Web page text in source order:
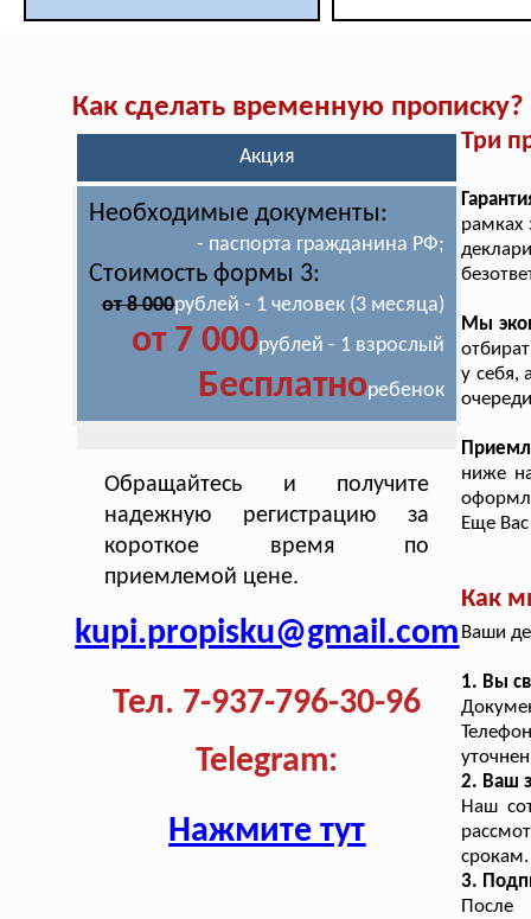
Как сделать временную прописку?
Акция
Необходимые документы:
- паспорта гражданина РФ;
Стоимость формы 3:
от 8 000рублей - 1 человек (3 месяца)
от 7 000рублей - 1 взрослый
Бесплатноребенок
Обращайтесь и получите
надежную регистрацию за
короткое время по
приемлемой цене.
kupi.propisku@gmail.com
Тел. 7-937-796-30-96
Telegram:
Нажмите тут
Три
рамках
Мы
у себя,
ниже
Еще
Как
Ваши
1. Вы
2. Ваш
Наш
срокам.
3.
После